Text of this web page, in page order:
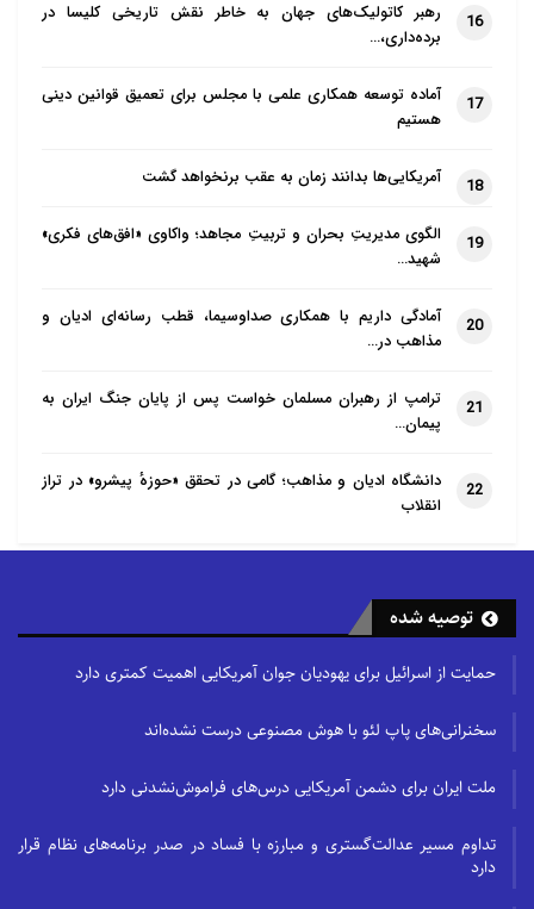
16
رهبر کاتولیک‌های جهان به خاطر نقش تاریخی کلیسا در
برده‌داری،…
17
آماده توسعه همکاری علمی با مجلس برای تعمیق قوانین دینی
هستیم
18 آمریکایی‌ها بدانند زمان به عقب برنخواهد گشت
19
الگوی مدیریتِ بحران و تربیتِ مجاهد؛ واکاوی «افق‌های فکری»
شهید…
20
آمادگی داریم با همکاری صداوسیما، قطب رسانه‌ای ادیان و
مذاهب در…
21
ترامپ از رهبران مسلمان خواست پس از پایان جنگ ایران به
پیمان…
22
دانشگاه ادیان و مذاهب؛ گامی در تحقق «حوزهٔ پیشرو» در تراز
انقلاب
توصیه شده
حمایت از اسرائیل برای یهودیان جوان آمریکایی اهمیت کمتری دارد
سخنرانی‌های پاپ لئو با هوش مصنوعی درست نشده‌اند
ملت ایران برای دشمن آمریکایی درس‌های فراموش‌نشدنی دارد
تداوم مسیر عدالت‌گستری و مبارزه با فساد در صدر برنامه‌های نظام قرار
دارد